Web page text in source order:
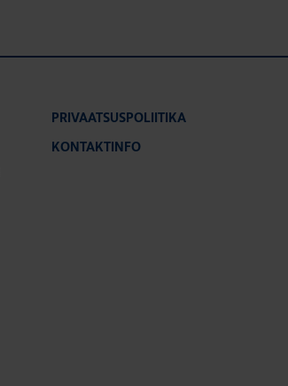
PRIVAATSUSPOLIITIKA
KONTAKTINFO